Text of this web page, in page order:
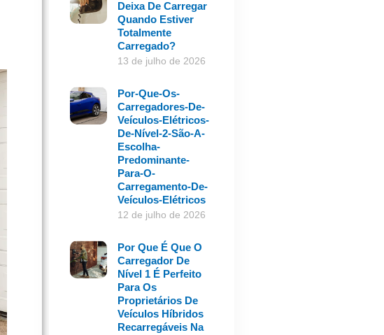
Deixa De Carregar
Quando Estiver
Totalmente
Carregado?
13 de julho de 2026
Por-Que-Os-
Carregadores-De-
Veículos-Elétricos-
De-Nível-2-São-A-
Escolha-
Predominante-
Para-O-
Carregamento-De-
Veículos-Elétricos
12 de julho de 2026
Por Que É Que O
Carregador De
Nível 1 É Perfeito
Para Os
Proprietários De
Veículos Híbridos
Recarregáveis Na